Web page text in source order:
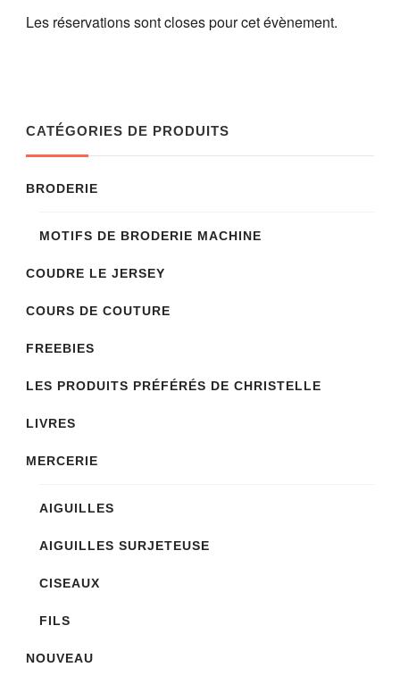
Les réservations sont closes pour cet évènement.
CATÉGORIES DE PRODUITS
BRODERIE
MOTIFS DE BRODERIE MACHINE
COUDRE LE JERSEY
COURS DE COUTURE
FREEBIES
LES PRODUITS PRÉFÉRÉS DE CHRISTELLE
LIVRES
MERCERIE
AIGUILLES
AIGUILLES SURJETEUSE
CISEAUX
FILS
NOUVEAU